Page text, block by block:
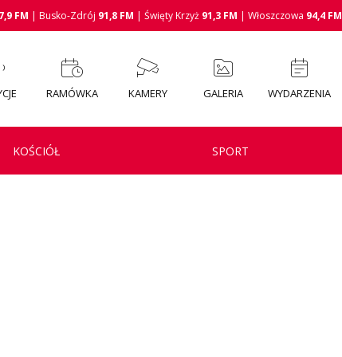
FM | Busko-Zdrój 91,8 FM | Święty Krzyż 91,3 FM | Włoszczowa 94,4 FM
RAMÓWKA KAMERY GALERIA WYDARZENIA
KOŚCIÓŁ SPORT